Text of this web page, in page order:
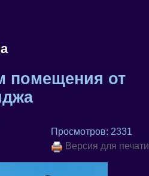
помещения от
Просмотров: 2331
Версия для печати